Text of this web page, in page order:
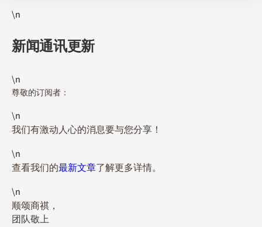
\n
新闻通讯更新
\n
尊敬的订阅者：
\n
我们有激动人心的消息要与您分享！
\n
查看我们的最新文章了解更多详情。
\n
顺颂商祺，
团队敬上